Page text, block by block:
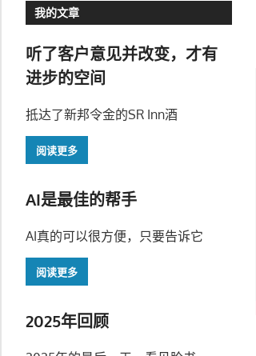
我的文章
听了客户意见并改变，才有
进步的空间
抵达了新邦令金的SR Inn酒
阅读更多
AI是最佳的帮手
AI真的可以很方便，只要告诉它
阅读更多
2025年回顾